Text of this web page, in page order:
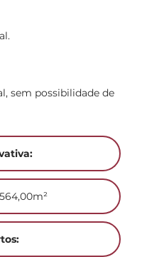
sem possibilidade de
564,00m²